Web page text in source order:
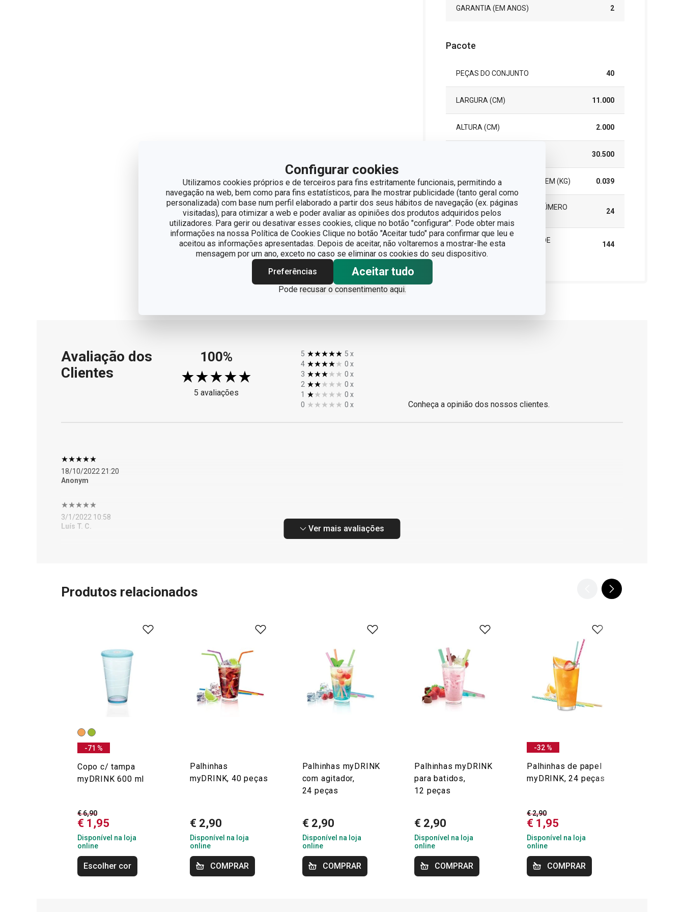
Configurar cookies
Utilizamos cookies próprios e de terceiros para fins estritamente funcionais, permitindo a
navegação na web, bem como para fins estatísticos, para lhe mostrar publicidade (tanto geral como
personalizada) com base num perfil elaborado a partir dos seus hábitos de navegação (ex. páginas
visitadas), para otimizar a web e poder avaliar as opiniões dos produtos adquiridos pelos
utilizadores. Para gerir ou desativar esses cookies, clique no botão "configurar". Pode obter mais
informações na nossa Política de Cookies Clique no botão "Aceitar tudo" para confirmar que leu e
aceitou as informações apresentadas. Depois de aceitar, não voltaremos a mostrar-lhe esta
mensagem por um ano, exceto no caso se eliminar os cookies do seu dispositivo.
Preferências
Aceitar tudo
Pode recusar o consentimento aqui.
GARANTIA (EM ANOS) 2
Pacote
PEÇAS DO CONJUNTO 40
LARGURA (CM) 11.000
ALTURA (CM) 2.000
30.500
PESO INCLUINDO EMBALAGEM (KG) 0.039
EMBALAGEM DE GRUPO (NÚMERO
DE PEÇAS)
24
CAIXA MASTER (NÚMERO DE
PEÇAS)
144
Avaliação dos
Clientes
100%
5 avaliações
5 5 x
4
0 x
3
0 x
2
0 x
1
0 x
0
0 x Conheça a opinião dos nossos clientes.
18/10/2022 21:20
Anonym
3/1/2022 10:58
Luís T. C.
Ver mais avaliações
Produtos relacionados
-71 %
Copo c/ tampa
myDRINK 600 ml
€ 6,90
€ 1,95
Disponível na loja
online
Escolher cor
Palhinhas
myDRINK, 40 peças
€ 2,90
Disponível na loja
online
COMPRAR
Palhinhas myDRINK
com agitador,
24 peças
€ 2,90
Disponível na loja
online
COMPRAR
Palhinhas myDRINK
para batidos,
12 peças
€ 2,90
Disponível na loja
online
COMPRAR
-32 %
Palhinhas de papel
myDRINK, 24 peças
€ 2,90
€ 1,95
Disponível na loja
online
COMPRAR